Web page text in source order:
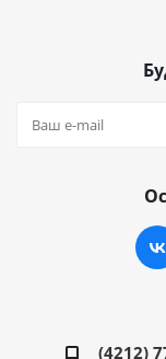
(4212)